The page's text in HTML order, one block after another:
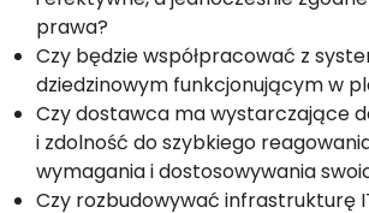
prawa?
Czy będzie współpracować z
dziedzinowym funkcjonującym w
Czy dostawca ma wystarczające
i zdolność do szybkiego
wymagania i dostosowywania
Czy rozbudowywać infrastrukturę